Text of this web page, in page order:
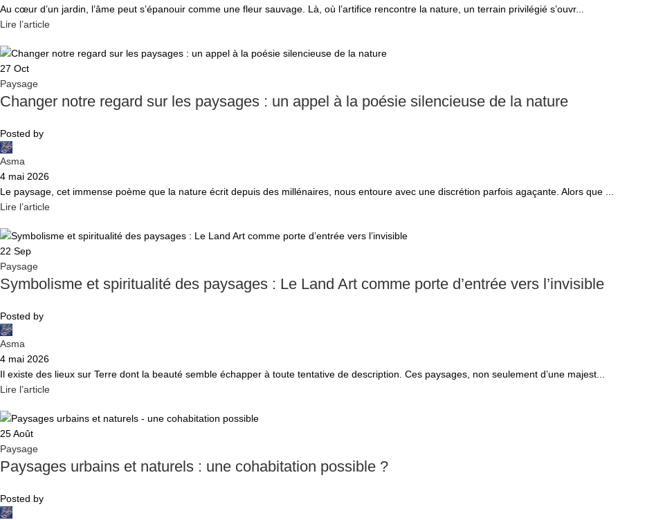
Au cœur d’un jardin, l’âme peut s’épanouir comme une fleur sauvage. Là, où l’artifice rencontre la nature, un terrain privilégié s’ouvr...
Lire l’article
27 Oct
Paysage
Changer notre regard sur les paysages : un appel à la poésie silencieuse de la nature
Posted by
Asma
4 mai 2026
Le paysage, cet immense poème que la nature écrit depuis des millénaires, nous entoure avec une discrétion parfois agaçante. Alors que ...
Lire l’article
22 Sep
Paysage
Symbolisme et spiritualité des paysages : Le Land Art comme porte d’entrée vers l’invisible
Posted by
Asma
4 mai 2026
Il existe des lieux sur Terre dont la beauté semble échapper à toute tentative de description. Ces paysages, non seulement d’une majest...
Lire l’article
25Août
Paysage
Paysages urbains et naturels : une cohabitation possible ?
Posted by